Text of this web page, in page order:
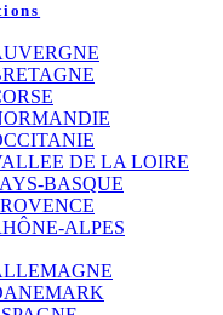
DE LA LOIRE
BASQUE
ALPES